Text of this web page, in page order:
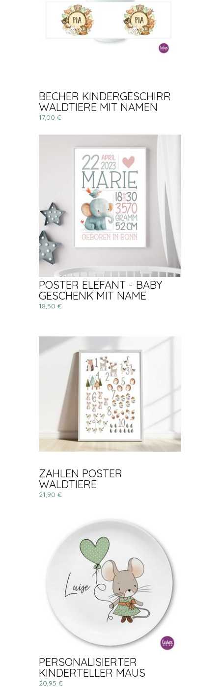
BECHER KINDERGESCHIRR
WALDTIERE MIT NAMEN
17,00 €
POSTER ELEFANT - BABY
GESCHENK MIT NAME
18,50 €
ZAHLEN POSTER
WALDTIERE
21,90 €
PERSONALISIERTER
KINDERTELLER MAUS
20,95 €